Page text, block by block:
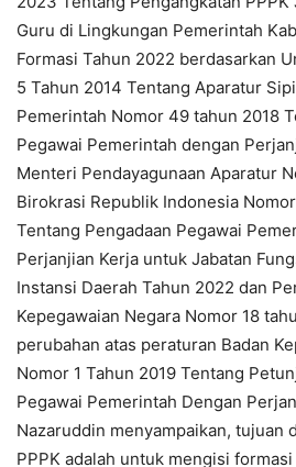
Guru di Lingkungan Pemerintah
Formasi Tahun 2022 berdasarkan
5 Tahun 2014 Tentang Aparatur
Pemerintah Nomor 49 tahun 2018
Pegawai Pemerintah dengan
Menteri Pendayagunaan Aparatur
Birokrasi Republik Indonesia
Tentang Pengadaan Pegawai
Perjanjian Kerja untuk Jabatan
Instansi Daerah Tahun 2022 dan
Kepegawaian Negara Nomor 18
perubahan atas peraturan Badan
Nomor 1 Tahun 2019 Tentang
Pegawai Pemerintah Dengan
Nazaruddin menyampaikan, tujuan
PPPK adalah untuk mengisi